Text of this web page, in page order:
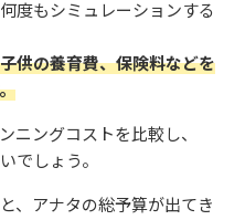
度もシミュレーションする
供の養育費、保険料などを
ニングコストを比較し、
でしょう。
、アナタの総予算が出てき